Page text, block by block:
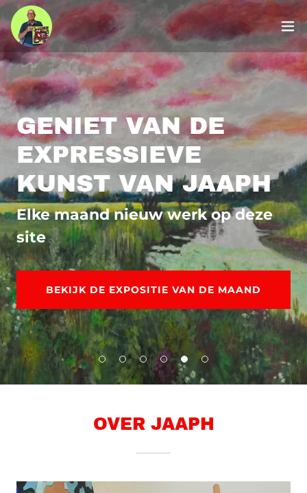
GENIET VAN DE
EXPRESSIEVE
KUNST VAN JAAPH
Elke maand nieuw werk op deze
site
BEKIJK DE EXPOSITIE VAN DE MAAND
OVER JAAPH